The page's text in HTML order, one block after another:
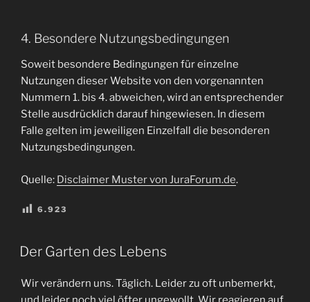
4. Besondere Nutzungsbedingungen
Soweit besondere Bedingungen für einzelne
Nutzungen dieser Website von den vorgenannten
Nummern 1. bis 4. abweichen, wird an entsprechender
Stelle ausdrücklich darauf hingewiesen. In diesem
Falle gelten im jeweiligen Einzelfall die besonderen
Nutzungsbedingungen.
Quelle: Disclaimer Muster von JuraForum.de.
6.923
VERÖFFENTLICHT
AM
Der Garten des Lebens
Wir verändern uns. Täglich. Leider zu oft unbemerkt,